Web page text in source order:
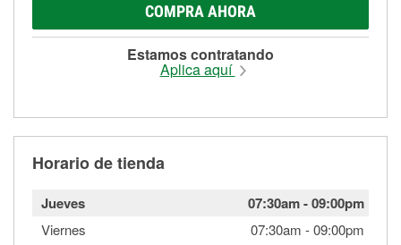
COMPRA AHORA
Estamos contratando
Aplica aquí
Horario de tienda
Jueves 07:30am-09:00pm
Viernes 07:30am -09:00pm